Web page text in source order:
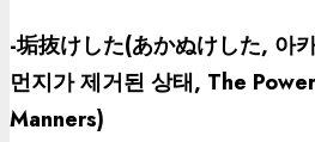
-垢抜けした(あかぬけした, 아
먼지가 제거된 상태, The
Manners)